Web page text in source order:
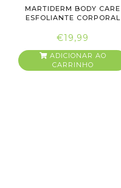
MARTIDERM BODY CARE
ESFOLIANTE CORPORAL
€19,99
ADICIONAR AO
CARRINHO